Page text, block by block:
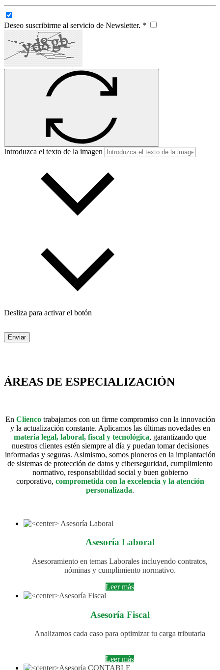
Deseo suscribirme al servicio de Newsletter. *
Introduzca el texto de la imagen
Desliza para activar el botón
Enviar
ÁREAS DE ESPECIALIZACIÓN
En Cliencotrabajamos con un firme compromiso con la innovación
y la actualización constante. Aplicamos las últimas novedades en
materia legal, laboral, fiscal y tecnológica, garantizando que
nuestros clientes estén siempre al día y puedan tomar decisiones
informadas y seguras. Asimismo, somos pioneros en la implantación
de sistemas de protección de datos y ciberseguridad, cumplimiento
normativo, responsabilidad social y buen gobierno
corporativo, comprometida con la excelencia y la atención
personalizada.
Asesoría Laboral
Asesoramiento en temas Laborales incluyendo contratos,
nóminas y cumplimiento normativo.
Leer más
Asesoría Fiscal
Analizamos cada caso para optimizar tu carga tributaria
Leer más